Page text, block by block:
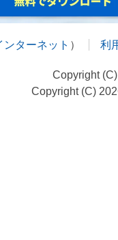
ターネット ） 利
Copyright
Copyright (C)